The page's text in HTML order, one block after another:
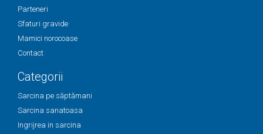
Parteneri
Sfaturi gravide
Mamici norocoase
Contact
Categorii
Sarcina pe săptămani
Sarcina sanatoasa
Ingrijrea in sarcina